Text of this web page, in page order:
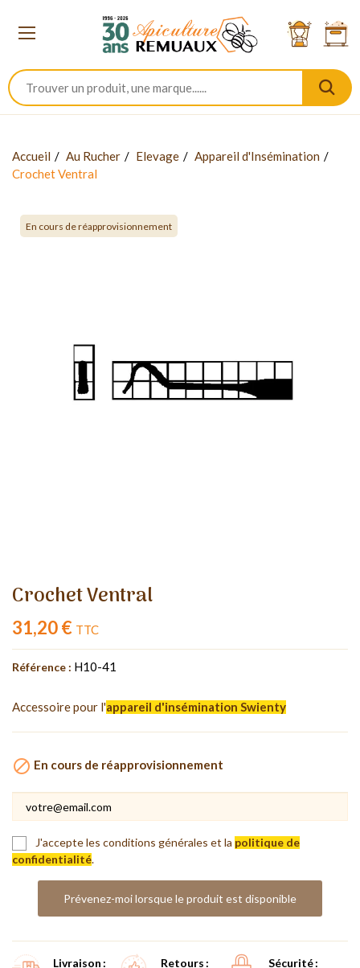
Accueil Au Rucher Elevage
Appareil d'Insémination
Crochet Ventral
En cours de réapprovisionnement
Crochet Ventral
31,20 € TTC
Référence : H10-41
Accessoire pour l'appareil d'insémination Swienty
 En cours de réapprovisionnement
J'accepte les conditions générales et la politique de
confidentialité.
Prévenez-moi lorsque le produit est disponible
Livraison Retours Sécurité